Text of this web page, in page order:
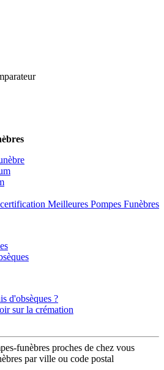
Meilleures Pompes Funèbres
d'obsèques ?
sur la crémation
funèbres proches de chez vous
par ville ou code postal